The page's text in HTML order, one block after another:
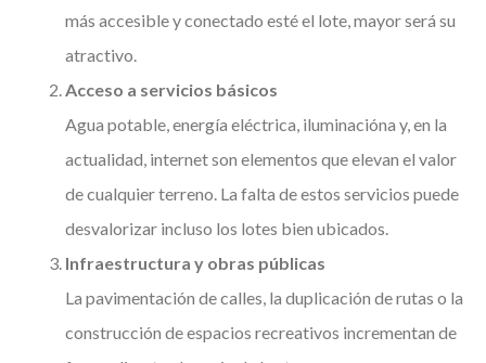
más accesible y conectado esté el lote, mayor será su
atractivo.
Acceso a servicios básicos
Agua potable, energía eléctrica, iluminacióna y, en la
actualidad, internet son elementos que elevan el valor
de cualquier terreno. La falta de estos servicios puede
desvalorizar incluso los lotes bien ubicados.
Infraestructura y obras públicas
La pavimentación de calles, la duplicación de rutas o la
construcción de espacios recreativos incrementan de